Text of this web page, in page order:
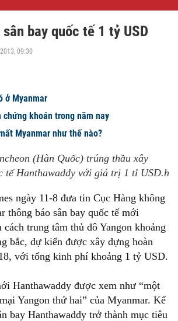
bay quốc tế 1 tỷ USD
09:30
ở Myanmar
chứng khoán trong năm nay
Myanmar như thế nào?
(Hàn Quốc) trúng thầu xây
tế Hanthawaddy với giá trị 1 tỉ USD.h
ngày 11-8 đưa tin Cục Hàng không
thông báo sân bay quốc tế mới
cách trung tâm thủ đô Yangon khoảng
bắc, dự kiến được xây dựng hoàn
với tổng kinh phí khoảng 1 tỷ USD.
Hanthawaddy được xem như “một
Yangon thứ hai” của Myanmar. Kế
bay Hanthawaddy trở thành mục tiêu